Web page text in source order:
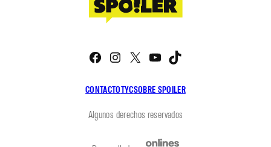
CONTACTOTYCSOBRE SPOILER
Facebook
Instagram
X YouTube
Algunos derechos reservados